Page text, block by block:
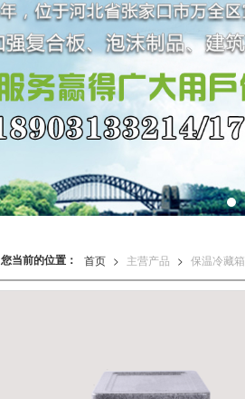
您当前的位置： 首页 > 主营产品 > 保温冷藏箱